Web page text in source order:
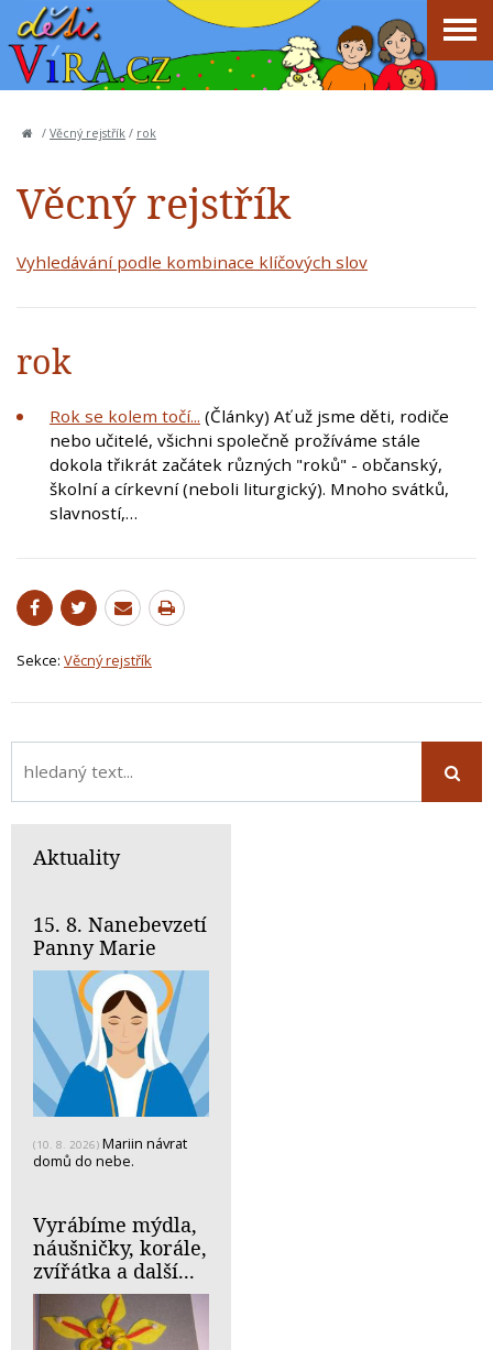
/ Věcný rejstřík / rok
Věcný rejstřík
Vyhledávání podle kombinace klíčových slov
rok
Rok se kolem točí... (Články) Ať už jsme děti, rodiče
nebo učitelé, všichni společně prožíváme stále
dokola třikrát začátek různých "roků" - občanský,
školní a církevní (neboli liturgický). Mnoho svátků,
slavností,…
Sekce: Věcný rejstřík
Aktuality
15. 8. Nanebevzetí
Panny Marie
(10. 8. 2026) Mariin návrat
domů do nebe.
Vyrábíme mýdla,
náušničky, korále,
zvířátka a další...